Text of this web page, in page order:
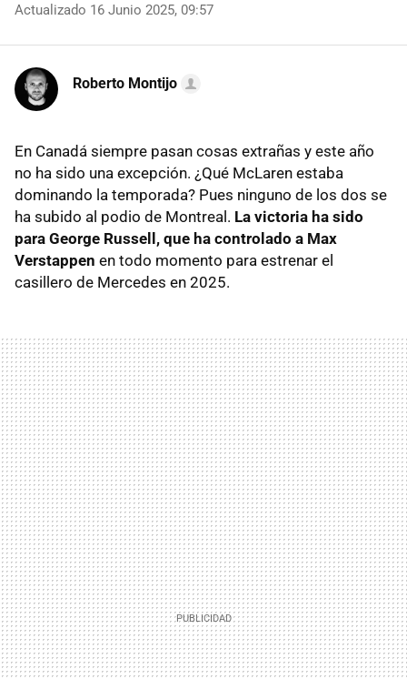
Actualizado 16 Junio 2025, 09:57
Roberto Montijo
En Canadá siempre pasan cosas extrañas y este año
no ha sido una excepción. ¿Qué McLaren estaba
dominando la temporada? Pues ninguno de los dos se
ha subido al podio de Montreal. La victoria ha sido
para George Russell, que ha controlado a Max
Verstappen en todo momento para estrenar el
casillero de Mercedes en 2025.